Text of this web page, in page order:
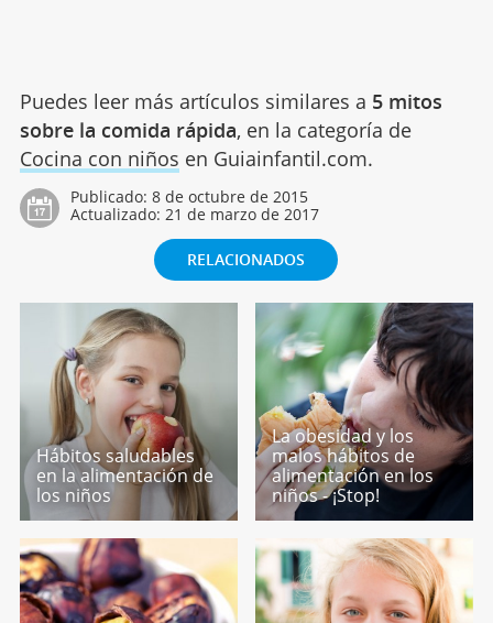
Puedes leer más artículos similares a 5 mitos
sobre la comida rápida, en la categoría de
Cocina con niños en Guiainfantil.com.
Publicado: 8 de octubre de 2015
Actualizado: 21 de marzo de 2017
RELACIONADOS
Hábitos saludables
en la alimentación de
los niños
La obesidad y los
malos hábitos de
alimentación en los
niños - ¡Stop!